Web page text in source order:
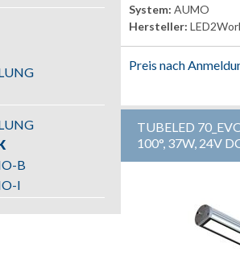
B
I
System: AUMO
Hersteller:
Preis nach
TUBELED
100°, 37W, 24V